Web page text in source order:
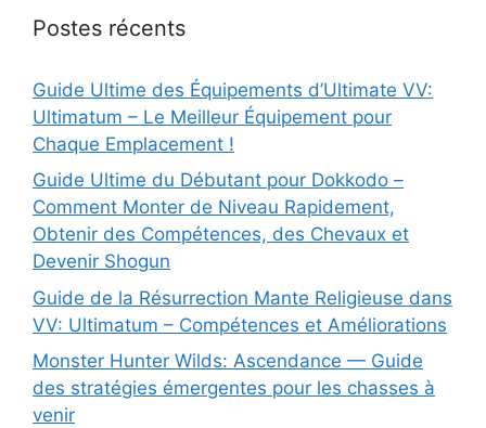
Postes récents
Guide Ultime des Équipements d’Ultimate VV:
Ultimatum – Le Meilleur Équipement pour
Chaque Emplacement !
Guide Ultime du Débutant pour Dokkodo –
Comment Monter de Niveau Rapidement,
Obtenir des Compétences, des Chevaux et
Devenir Shogun
Guide de la Résurrection Mante Religieuse dans
VV: Ultimatum – Compétences et Améliorations
Monster Hunter Wilds: Ascendance — Guide
des stratégies émergentes pour les chasses à
venir